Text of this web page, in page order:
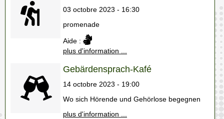
03 octobre 2023 - 16:30
promenade
Aide :
plus d'information ...
Gebärdensprach-Kafé
14 octobre 2023 - 19:00
Wo sich Hörende und Gehörlose begegnen
plus d'information ...